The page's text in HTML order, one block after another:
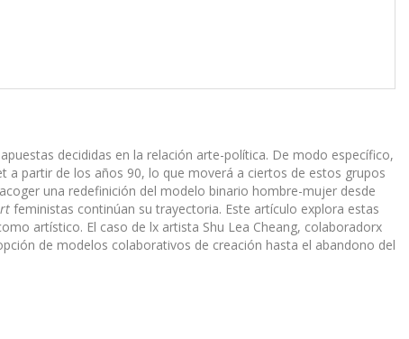
decididas en la relación arte-política. De modo específico,
partir de los años 90, lo que moverá a ciertos de estos grupos
una redefinición del modelo binario hombre-mujer desde
feministas continúan su trayectoria. Este artículo explora estas
artístico. El caso de lx artista Shu Lea Cheang, colaboradorx
de modelos colaborativos de creación hasta el abandono del